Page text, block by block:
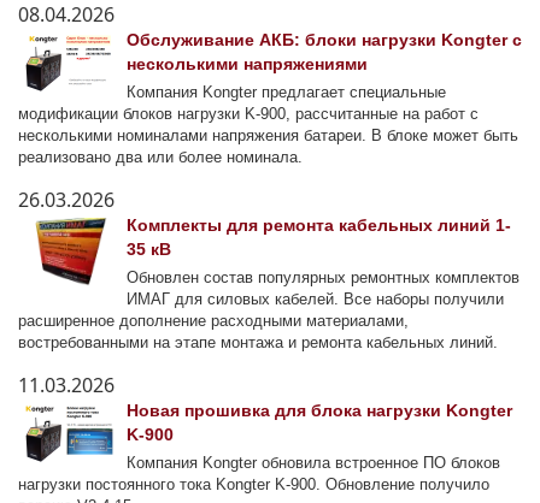
08.04.2026
Обслуживание АКБ: блоки нагрузки Kongter с
несколькими напряжениями
Компания Kongter предлагает специальные
модификации блоков нагрузки K-900, рассчитанные на работ с
несколькими номиналами напряжения батареи. В блоке может быть
реализовано два или более номинала.
26.03.2026
Комплекты для ремонта кабельных линий 1-
35 кВ
Обновлен состав популярных ремонтных комплектов
ИМАГ для силовых кабелей. Все наборы получили
расширенное дополнение расходными материалами,
востребованными на этапе монтажа и ремонта кабельных линий.
11.03.2026
Новая прошивка для блока нагрузки Kongter
K-900
Компания Kongter обновила встроенное ПО блоков
нагрузки постоянного тока Kongter K-900. Обновление получило